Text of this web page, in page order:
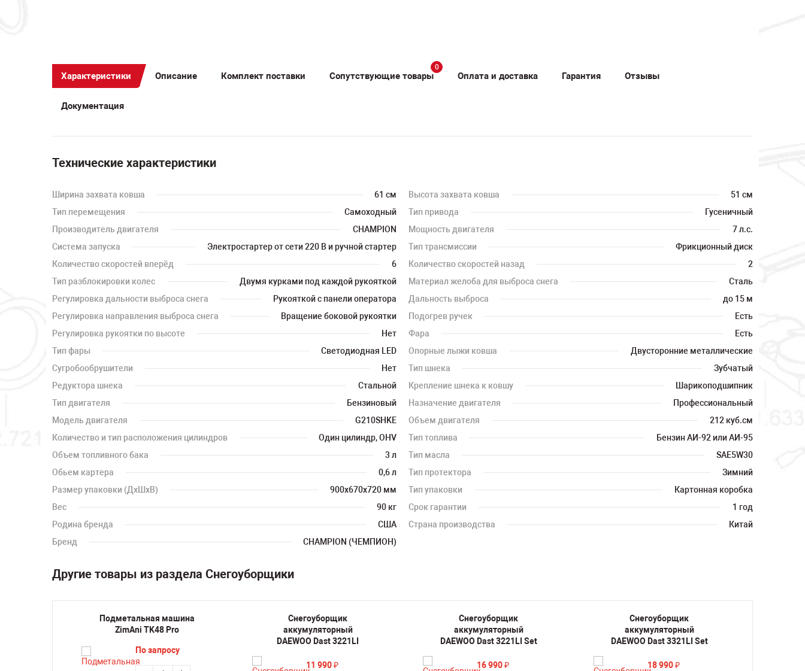
Характеристики Описание Комплект поставки Сопутствующие товары
0
Оплата и доставка Гарантия Отзывы
Документация
Технические характеристики
Ширина захвата ковша 61 см Высота захвата ковша
51 см
Тип перемещения
Самоходный Тип привода
Гусеничный
Производитель двигателя
CHAMPION Мощность двигателя
7 л.с.
Система запуска
Электростартер от сети 220 В и ручной стартер Тип трансмиссии
Фрикционный диск
Количество скоростей вперёд
6 Количество скоростей назад
2
Тип разблокировки колес
Двумя курками под каждой рукояткой Материал желоба для выброса снега
Сталь
Регулировка дальности выброса снега
Рукояткой с панели оператора Дальность выброса
до 15 м
Регулировка направления выброса снега
Вращение боковой рукоятки Подогрев ручек
Есть
Регулировка рукоятки по высоте
Нет Фара
Есть
Тип фары
Светодиодная LED Опорные лыжи ковша
Двусторонние металлические
Сугробообрушители
Нет Тип шнека
Зубчатый
Редуктора шнека
Стальной Крепление шнека к ковшу
Шарикоподшипник
Тип двигателя
Бензиновый Назначение двигателя
Профессиональный
Модель двигателя
G210SHKE Объем двигателя
212 куб.см
Количество и тип расположения цилиндров
Один цилиндр, OHV Тип топлива
Бензин АИ-92 или АИ-95
Объем топливного бака
3 л Тип масла
SAE5W30
Обьем картера
0,6 л Тип протектора
Зимний
Размер упаковки (ДхШхВ)
900х670х720 мм Тип упаковки
Картонная коробка
Вес
90 кг Срок гарантии
1 год
Родина бренда
США Страна производства
Китай
Бренд
CHAMPION (ЧЕМПИОН)
Другие товары из раздела Снегоуборщики
Подметальная машина
ZimAni TK48 Pro
По запросу
Снегоуборщик
аккумуляторный
DAEWOO Dast 3221LI
11 990 ₽
Снегоуборщик
аккумуляторный
DAEWOO Dast 3221LI Set
16 990 ₽
Снегоуборщик
аккумуляторный
DAEWOO Dast 3321LI Set
18 990 ₽